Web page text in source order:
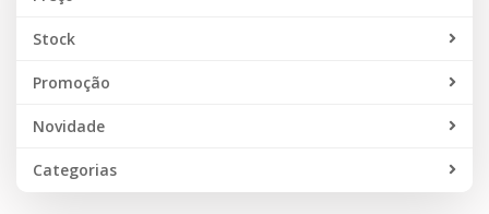
Stock
Promoção
Novidade
Categorias